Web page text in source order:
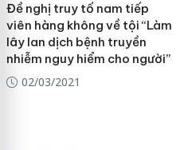
Đề nghị truy tố nam tiếp
viên hàng không về tội “Làm
lây lan dịch bệnh truyền
nhiễm nguy hiểm cho người”
02/03/2021